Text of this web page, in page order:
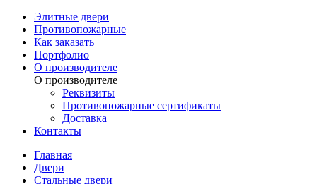
Элитные двери
Противопожарные
Как заказать
Портфолио
О производителе
О производителе
Реквизиты
Противопожарные сертификаты
Доставка
Контакты
Главная
Двери
Стальные двери